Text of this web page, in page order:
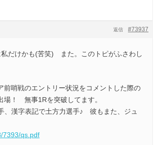
#73937
返信
だけかも(苦笑) また。このトピがふさわし
哨戦のエントリー状況をコメントした際の
場！ 無事1Rを突破してます。
、漢字表記で土方力選手♪ 彼もまた、ジュ
7393/qs.pdf